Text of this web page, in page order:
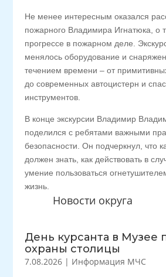
Новости округа
День курсанта в Музее
охраны столицы
7.08.2026 | Информация МЧС
Не менее интересным оказался
пожарного Владимира Игнатюка, о
прогрессе в пожарном деле.
менялось оборудование и
течением времени – от
до современных автоцистерн и
инструментов.
В конце экскурсии Владимир
поделился с ребятами важными
безопасности. Он подчеркнул, что
должен знать, как действовать в
умение пользоваться
жизнь.